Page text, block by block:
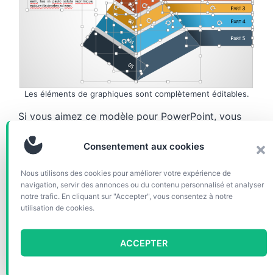
Consentement aux cookies
Nous utilisons des cookies pour améliorer votre expérience de
navigation, servir des annonces ou du contenu personnalisé et analyser
notre trafic. En cliquant sur "Accepter", vous consentez à notre
utilisation de cookies.
ACCEPTER
Les éléments de graphiques sont complètement éditables.
Si vous aimez ce modèle pour PowerPoint, vous
PowerPoint
Téléchargez les modèles
gratuitement!
Format(s)
PPTX